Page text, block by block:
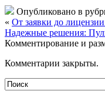
Опубликовано в
« От заявки до
Надежные решения:
Комментирование и
Комментарии закрыты.